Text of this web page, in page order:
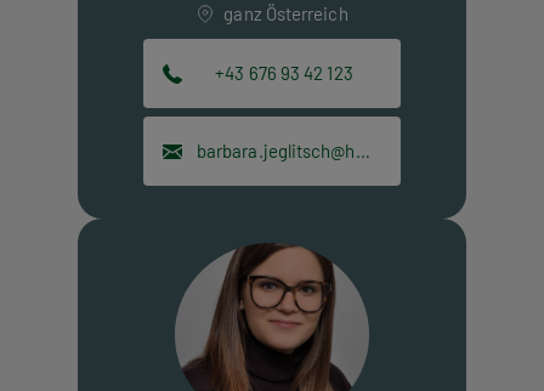
ganz Österreich
+43 676 93 42 123
barbara.jeglitsch@hpt.at